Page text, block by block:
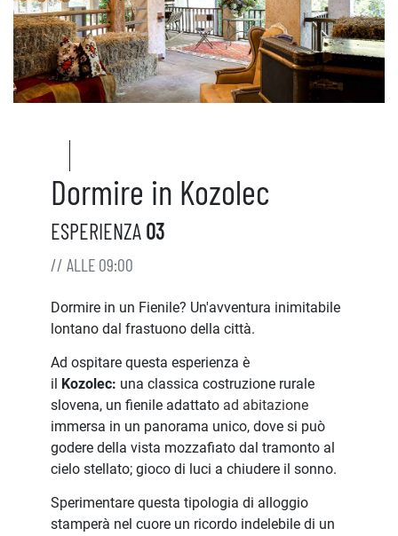
Dormire in Kozolec
ESPERIENZA 03
// ALLE 09:00
Dormire in un Fienile? Un'avventura inimitabile
lontano dal frastuono della città.
Ad ospitare questa esperienza è
il Kozolec: una classica costruzione rurale
slovena, un fienile adattato ad abitazione
immersa in un panorama unico, dove si può
godere della vista mozzafiato dal tramonto al
cielo stellato; gioco di luci a chiudere il sonno.
Sperimentare questa tipologia di alloggio
stamperà nel cuore un ricordo indelebile di un